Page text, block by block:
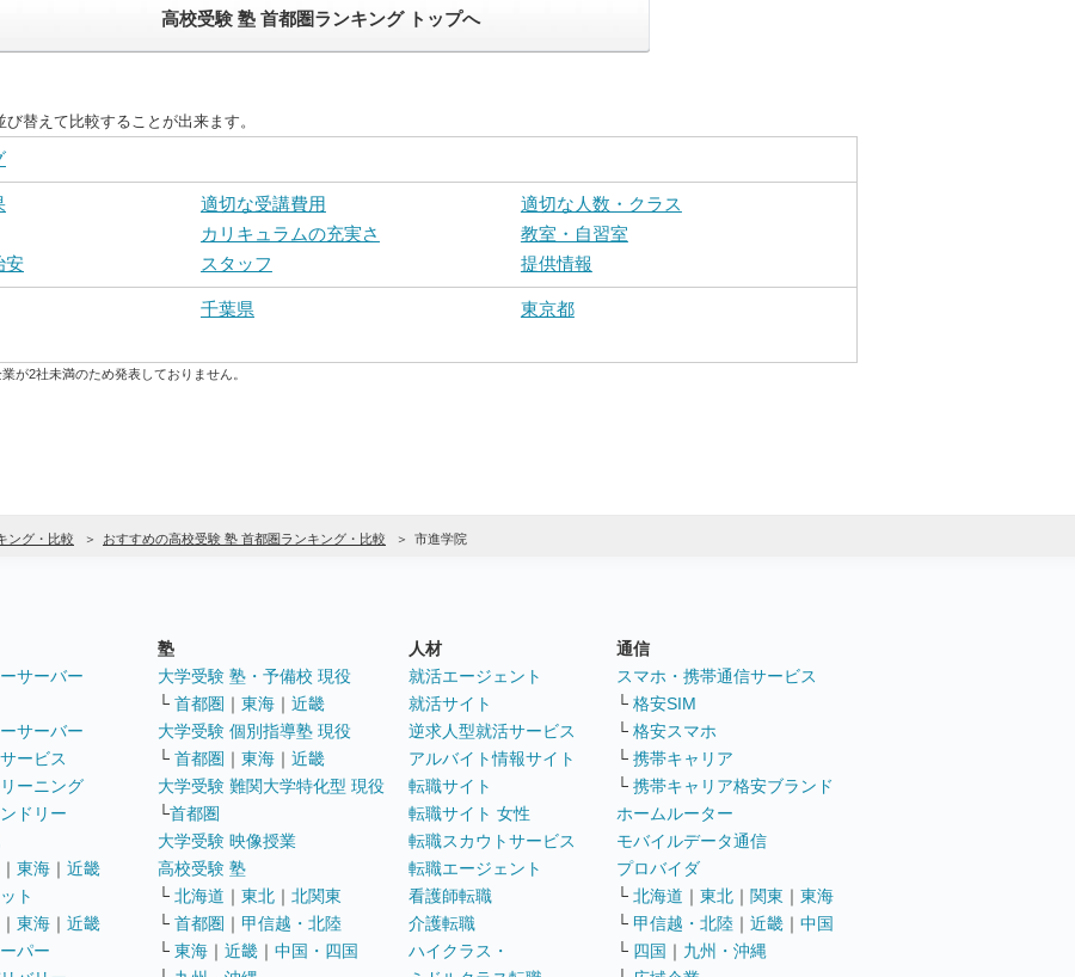
高校受験 塾 首都圏ランキング トップへ
替えて比較することが出来ます。
適切な受講費用
適切な人数・クラス
カリキュラムの充実さ
教室・自習室
安
スタッフ 提供情報
千葉県
東京都
が2社未満のため発表しておりません。
ング・比較 おすすめの高校受験 塾 首都圏ランキング・比較 市進学院
サーバー
サーバー
ービス
ーニング
ドリー
｜ 東海 ｜ 近畿
ト
｜ 東海 ｜ 近畿
パー
塾
大学受験 塾・予備校 現役
└ 首都圏 ｜ 東海 ｜ 近畿
大学受験 個別指導塾 現役
└ 首都圏 ｜ 東海 ｜ 近畿
大学受験 難関大学特化型 現役
└首都圏
大学受験 映像授業
高校受験 塾
└ 北海道 ｜ 東北 ｜ 北関東
└ 首都圏 ｜ 甲信越・北陸
└ 東海 ｜ 近畿 ｜ 中国・四国
人材
就活エージェント
就活サイト
逆求人型就活サービス
アルバイト情報サイト
転職サイト
転職サイト 女性
転職スカウトサービス
転職エージェント
看護師転職
介護転職
ハイクラス・
通信
スマホ・携帯通信サービス
└ 格安SIM
└ 格安スマホ
└ 携帯キャリア
└ 携帯キャリア格安ブランド
ホームルーター
モバイルデータ通信
プロバイダ
└ 北海道 ｜ 東北 ｜ 関東 ｜ 東海
└ 甲信越・北陸 ｜ 近畿 ｜ 中国
└ 四国 ｜ 九州・沖縄